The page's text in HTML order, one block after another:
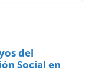
del
Social en